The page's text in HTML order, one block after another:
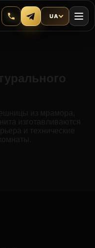
UA
из мрамора,
изготавливаются
и технические